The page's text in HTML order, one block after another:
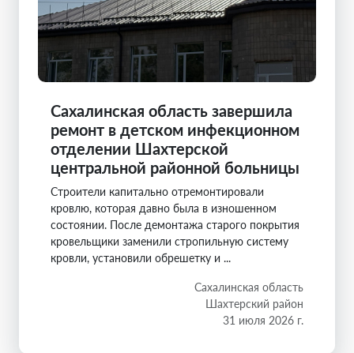
Сахалинская область завершила
ремонт в детском инфекционном
отделении Шахтерской
центральной районной больницы
Строители капитально отремонтировали
кровлю, которая давно была в изношенном
состоянии. После демонтажа старого покрытия
кровельщики заменили стропильную систему
кровли, установили обрешетку и ...
Сахалинская область
Шахтерский район
31 июля 2026 г.